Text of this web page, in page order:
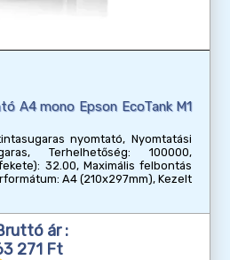
A4 mono Epson EcoTank M1
nyomtató, Nyomtatási
Terhelhetőség: 100000,
32.00, Maximális felbontás
A4 (210x297mm), Kezelt
ár :
271 Ft